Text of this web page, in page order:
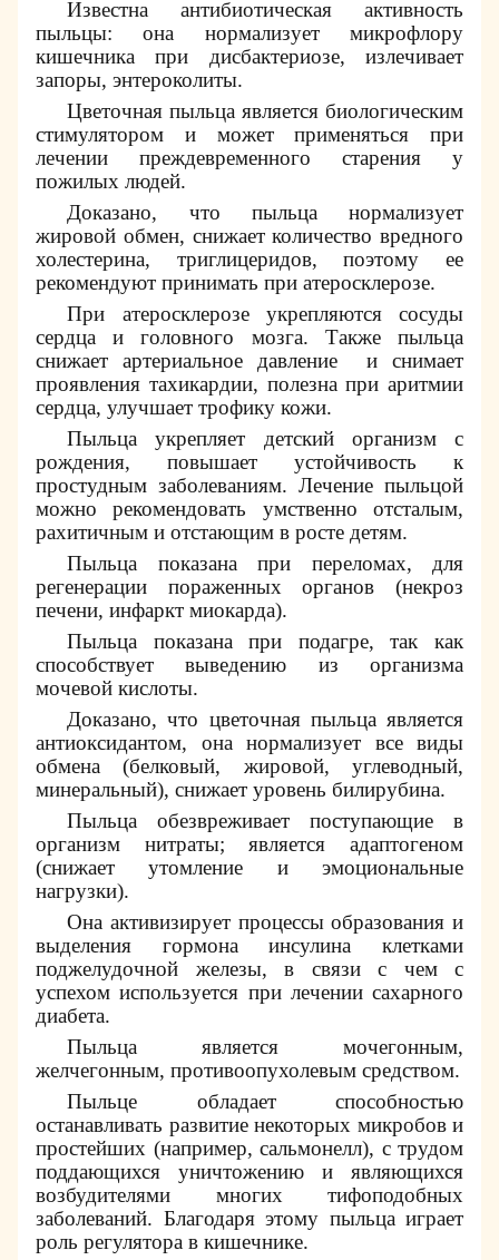
Известна антибиотическая активность
пыльцы: она нормализует микрофлору
кишечника при дисбактериозе, излечивает
запоры, энтероколиты.
Цветочная пыльца является биологическим
стимулятором и может применяться при
лечении преждевременного старения у
пожилых людей.
Доказано, что пыльца нормализует
жировой обмен, снижает количество вредного
холестерина, триглицеридов, поэтому ее
рекомендуют принимать при атеросклерозе.
При атеросклерозе укрепляются сосуды
сердца и головного мозга. Также пыльца
снижает артериальное давление
и снимает
проявления тахикардии, полезна при аритмии
сердца, улучшает трофику кожи.
Пыльца укрепляет детский организм с
рождения, повышает устойчивость к
простудным заболеваниям. Лечение пыльцой
можно рекомендовать умственно отсталым,
рахитичным и отстающим в росте детям.
Пыльца показана при переломах, для
регенерации пораженных органов (некроз
печени, инфаркт миокарда).
Пыльца показана при подагре, так как
способствует выведению из организма
мочевой кислоты.
Доказано, что цветочная пыльца является
антиоксидантом, она нормализует все виды
обмена (белковый, жировой, углеводный,
минеральный), снижает уровень билирубина.
Пыльца обезвреживает поступающие в
организм нитраты; является адаптогеном
(снижает утомление и эмоциональные
нагрузки).
Она активизирует процессы образования и
выделения гормона инсулина клетками
поджелудочной железы, в связи с чем с
успехом используется при лечении сахарного
диабета.
Пыльца является мочегонным,
желчегонным, противоопухолевым средством.
Пыльце обладает способностью
останавливать развитие некоторых микробов и
простейших (например, сальмонелл), с трудом
поддающихся уничтожению и являющихся
возбудителями многих тифоподобных
заболеваний. Благодаря этому пыльца играет
роль регулятора в кишечнике.